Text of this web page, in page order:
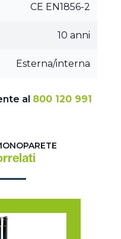
CE EN1856-2
10 anni
Esterna/interna
al 800 120 991